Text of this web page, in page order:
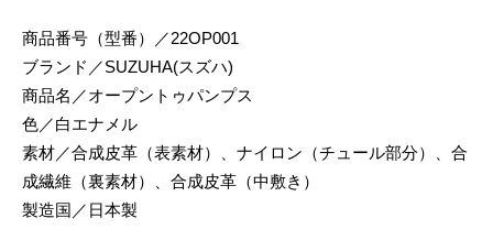
商品番号（型番）／22OP001
ブランド／SUZUHA(スズハ)
商品名／オープントゥパンプス
色／白エナメル
素材／合成皮革（表素材）、ナイロン（チュール部分）、合
成繊維（裏素材）、合成皮革（中敷き）
製造国／日本製